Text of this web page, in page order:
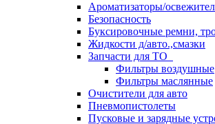
Ароматизаторы/
Безопасность
Буксировочные ремни,
Жидкости д/авто.,смазки
Запчасти для ТО
Фильтры воздушные
Фильтры маслянные
Очистители для авто
Пневмопистолеты
Пусковые и зарядные